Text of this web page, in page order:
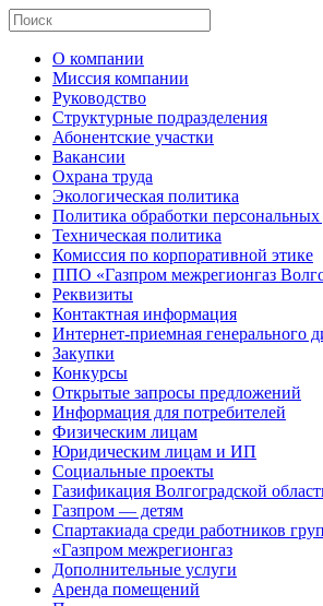
О компании
Миссия компании
Руководство
Структурные подразделения
Абонентские участки
Вакансии
Охрана труда
Экологическая политика
Политика обработки
Техническая политика
Комиссия по корпоративной этике
ППО «Газпром межрегионгаз
Реквизиты
Контактная информация
Интернет-приемная генерального
Закупки
Конкурсы
Открытые запросы предложений
Информация для потребителей
Физическим лицам
Юридическим лицам и ИП
Социальные проекты
Газификация Волгоградской
Газпром — детям
Спартакиада среди работников
«Газпром межрегионгаз
Дополнительные услуги
Аренда помещений